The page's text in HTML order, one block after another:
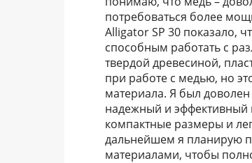
потребоваться более
Alligator SP 30 показало,
способным работать с
твердой древесиной,
при работе с медью, но
материала. Я был доволен
надежный и эффективный
компактные размеры и
дальнейшем я планирую
материалами, чтобы